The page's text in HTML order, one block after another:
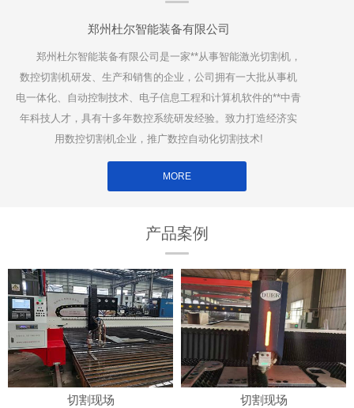
郑州杜尔智能装备有限公司
郑州杜尔智能装备有限公司是一家**从事智能激光切割机，
数控切割机研发、生产和销售的企业，公司拥有一大批从事机
电一体化、自动控制技术、电子信息工程和计算机软件的**中青
年科技人才，具有十多年数控系统研发经验。致力打造经济实
用数控切割机企业，推广数控自动化切割技术!
MORE
产品案例
切割现场 切割现场